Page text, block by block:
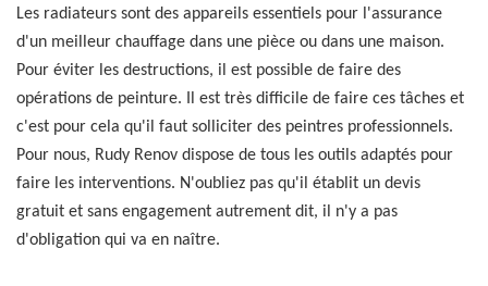
Les radiateurs sont des appareils essentiels pour l'assurance
d'un meilleur chauffage dans une pièce ou dans une maison.
Pour éviter les destructions, il est possible de faire des
opérations de peinture. Il est très difficile de faire ces tâches et
c'est pour cela qu'il faut solliciter des peintres professionnels.
Pour nous, Rudy Renov dispose de tous les outils adaptés pour
faire les interventions. N'oubliez pas qu'il établit un devis
gratuit et sans engagement autrement dit, il n'y a pas
d'obligation qui va en naître.